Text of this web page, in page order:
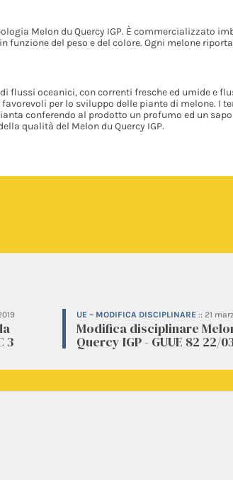
Melon du Quercy IGP. È commercializzato
funzione del peso e del colore. Ogni melone
flussi oceanici, con correnti fresche ed umide e
per lo sviluppo delle piante di melone. I
conferendo al prodotto un profumo ed un
qualità del Melon du Quercy IGP.
3
UE – MODIFICA DISCIPLINARE ::21
Modifica disciplinare
Quercy IGP - GUUE 82 22/